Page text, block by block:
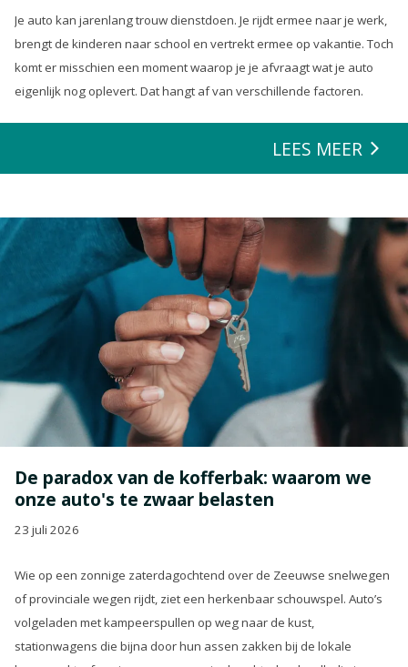
Je auto kan jarenlang trouw dienstdoen. Je rijdt ermee naar je werk,
brengt de kinderen naar school en vertrekt ermee op vakantie. Toch
komt er misschien een moment waarop je je afvraagt wat je auto
eigenlijk nog oplevert. Dat hangt af van verschillende factoren.
LEES MEER
De paradox van de kofferbak: waarom we
onze auto's te zwaar belasten
23 juli 2026
Wie op een zonnige zaterdagochtend over de Zeeuwse snelwegen
of provinciale wegen rijdt, ziet een herkenbaar schouwspel. Auto’s
volgeladen met kampeerspullen op weg naar de kust,
stationwagens die bijna door hun assen zakken bij de lokale